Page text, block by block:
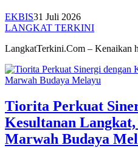
EKBIS31 Juli 2026
LANGKAT TERKINI
LangkatTerkini.Com – Kenaikan
Tiorita Perkuat
Kesultanan
Marwah Budaya